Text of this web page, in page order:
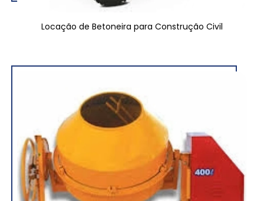
Locação de Betoneira para Construção Civil